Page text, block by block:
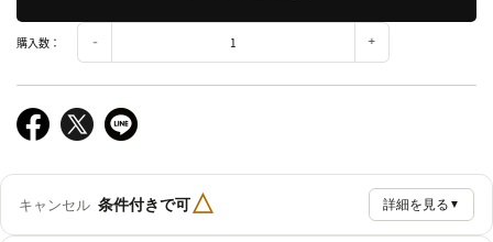
購入数：
キャンセル 条件付きで可△ 詳細を見る ▼